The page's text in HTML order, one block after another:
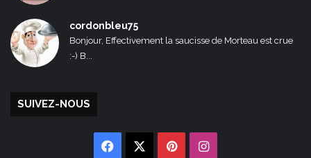
cordonbleu75
Bonjour, Effectivement la saucisse de Morteau est crue
:-) B...
SUIVEZ-NOUS
Facebook PinterestInstagram